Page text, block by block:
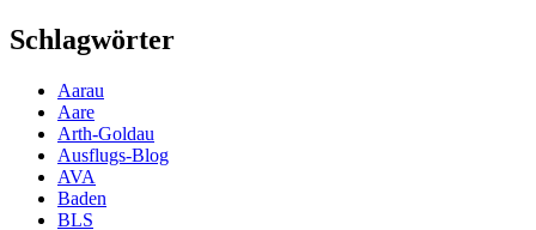
Schlagwörter
Aarau
Aare
Arth-Goldau
Ausflugs-Blog
AVA
Baden
BLS